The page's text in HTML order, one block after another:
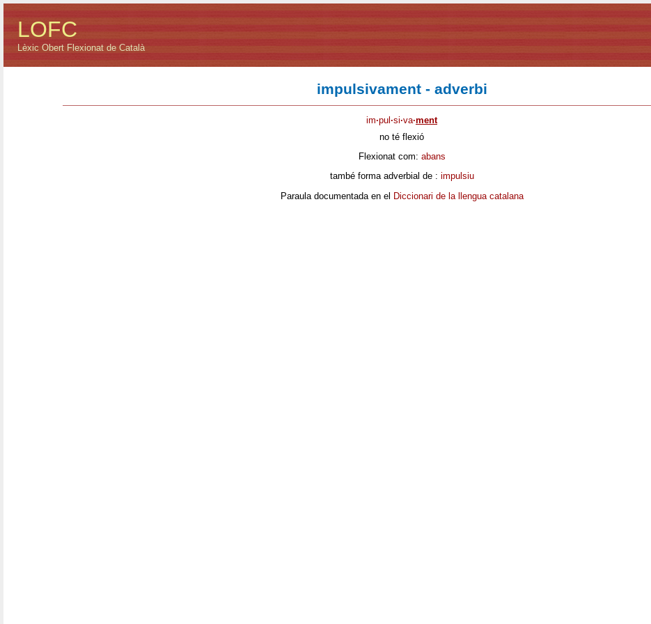
LOFC
Lèxic Obert Flexionat de Català
impulsivament - adverbi
im·pul ·si·va·ment
no té flexió
Flexionat com: abans
també forma adverbial de : impulsiu
Paraula documentada en el Diccionari de la llengua catalana